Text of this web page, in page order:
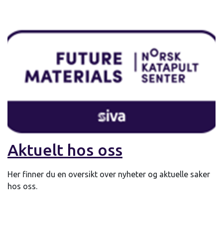
Aktuelt hos oss
Her finner du en oversikt over nyheter og aktuelle saker
hos oss.